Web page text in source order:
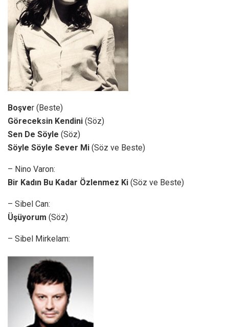
Boşver (Beste)
Göreceksin Kendini (Söz)
Sen De Söyle (Söz)
Söyle Söyle Sever Mi (Söz ve Beste)
– Nino Varon:
Bir Kadın Bu Kadar Özlenmez Ki (Söz ve Beste)
– Sibel Can:
Üşüyorum (Söz)
– Sibel Mirkelam: